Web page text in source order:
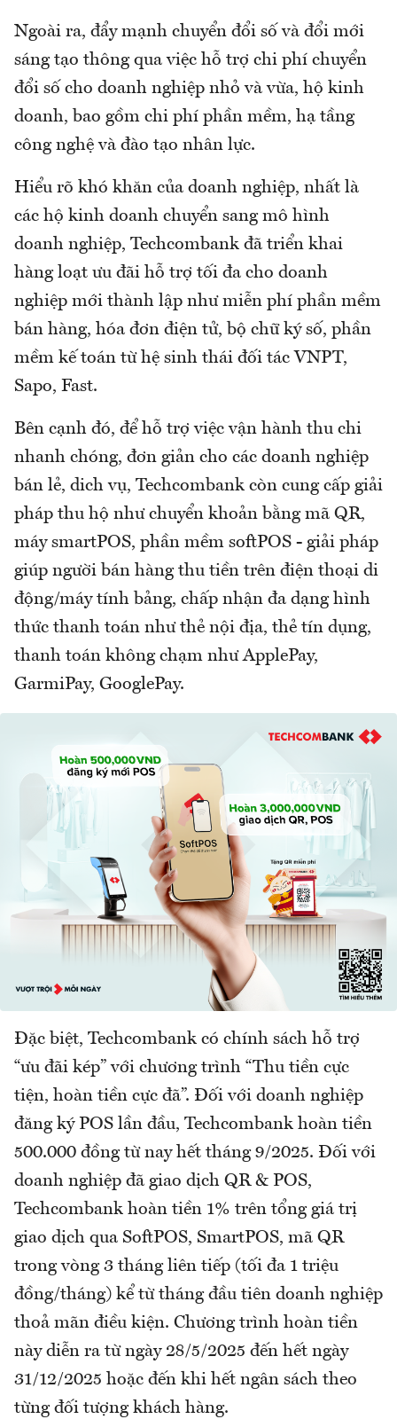
Ngoài ra, đẩy mạnh chuyển đổi số và đổi mới
sáng tạo thông qua việc hỗ trợ chi phí chuyển
đổi số cho doanh nghiệp nhỏ và vừa, hộ kinh
doanh, bao gồm chi phí phần mềm, hạ tầng
công nghệ và đào tạo nhân lực.
Hiểu rõ khó khăn của doanh nghiệp, nhất là
các hộ kinh doanh chuyển sang mô hình
doanh nghiệp, Techcombank đã triển khai
hàng loạt ưu đãi hỗ trợ tối đa cho doanh
nghiệp mới thành lập như miễn phí phần mềm
bán hàng, hóa đơn điện tử, bộ chữ ký số, phần
mềm kế toán từ hệ sinh thái đối tác VNPT,
Sapo, Fast.
Bên cạnh đó, để hỗ trợ việc vận hành thu chi
nhanh chóng, đơn giản cho các doanh nghiệp
bán lẻ, dich vụ, Techcombank còn cung cấp giải
pháp thu hộ như chuyển khoản bằng mã QR,
máy smartPOS, phần mềm softPOS - giải pháp
giúp người bán hàng thu tiền trên điện thoại di
động/máy tính bảng, chấp nhận đa dạng hình
thức thanh toán như thẻ nội địa, thẻ tín dụng,
thanh toán không chạm như ApplePay,
GarmiPay, GooglePay.
Đặc biệt, Techcombank có chính sách hỗ trợ
“ưu đãi kép” với chương trình “Thu tiền cực
tiện, hoàn tiền cực đã”. Đối với doanh nghiệp
đăng ký POS lần đầu, Techcombank hoàn tiền
500.000 đồng từ nay hết tháng 9/2025. Đối với
doanh nghiệp đã giao dịch QR & POS,
Techcombank hoàn tiền 1% trên tổng giá trị
giao dịch qua SoftPOS, SmartPOS, mã QR
trong vòng 3 tháng liên tiếp (tối đa 1 triệu
đồng/tháng) kể từ tháng đầu tiên doanh nghiệp
thoả mãn điều kiện. Chương trình hoàn tiền
này diễn ra từ ngày 28/5/2025 đến hết ngày
31/12/2025 hoặc đến khi hết ngân sách theo
từng đối tượng khách hàng.